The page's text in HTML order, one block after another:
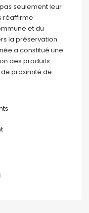
seulement leur
réaffirme
et du
la préservation
a constitué une
des produits
proximité de